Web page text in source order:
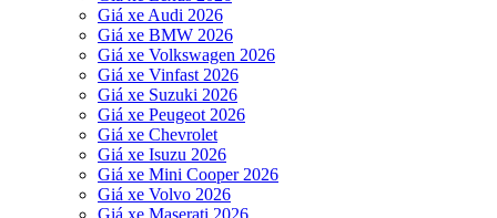
Giá xe Audi 2026
Giá xe BMW 2026
Giá xe Volkswagen 2026
Giá xe Vinfast 2026
Giá xe Suzuki 2026
Giá xe Peugeot 2026
Giá xe Chevrolet
Giá xe Isuzu 2026
Giá xe Mini Cooper 2026
Giá xe Volvo 2026
Giá xe Maserati 2026